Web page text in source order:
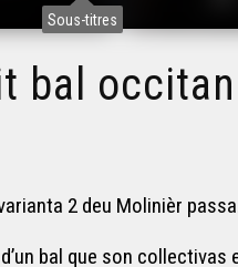
Sous-titres
bal occitan
2 deu Molinièr
bal que son